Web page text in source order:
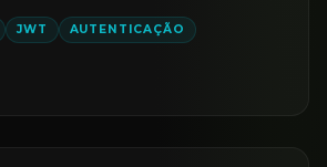
JWT AUTENTICAÇÃO